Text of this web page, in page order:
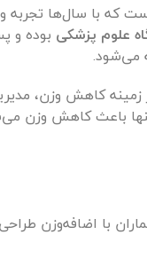
که با سال‌ها تجربه
علوم پزشکی بوده و
می‌شود.
کاهش وزن،
باعث کاهش وزن
با اضافه‌وزن